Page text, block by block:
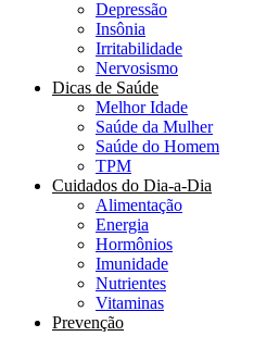
Depressão
Insônia
Irritabilidade
Nervosismo
Dicas de Saúde
Melhor Idade
Saúde da Mulher
Saúde do Homem
TPM
Cuidados do Dia-a-Dia
Alimentação
Energia
Hormônios
Imunidade
Nutrientes
Vitaminas
Prevenção